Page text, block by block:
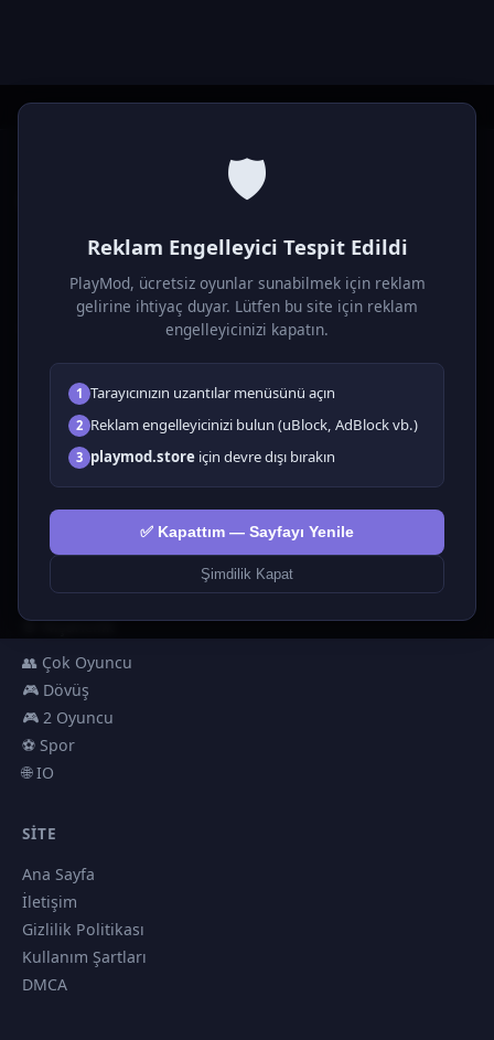
🛡️
Reklam Engelleyici Tespit Edildi
PlayMod, ücretsiz oyunlar sunabilmek için reklam
gelirine ihtiyaç duyar. Lütfen bu site için reklam
engelleyicinizi kapatın.
1 Tarayıcınızın uzantılar menüsünü açın
2 Reklam engelleyicinizi bulun (uBlock, AdBlock vb.)
3 playmod.store için devre dışı bırakın
✅ Kapattım — Sayfayı Yenile
Şimdilik Kapat
Ücretsiz online HTML5 oyunlar! Aksiyon, bulmaca, spor ve
Tüm Oyunlar
🗺️ Macera
🧩 Bulmacalar
🎮 Tıklayıcı
💅 Kızlar
🕹️ Arcade
🎮 Hypercasual
🎮 Erkekler
🎯 Nişancılık
👥 Çok Oyuncu
🎮 Dövüş
🎮 2 Oyuncu
⚽ Spor
🌐 IO
SITE
Ana Sayfa
İletişim
Gizlilik Politikası
Kullanım Şartları
DMCA